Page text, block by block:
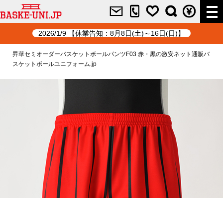
2026/1/9 【休業告知：8月8日(土)～16日(日)】
昇華セミオーダーバスケットボールパンツF03 赤・黒の激安ネット通販バ
スケットボールユニフォーム.jp